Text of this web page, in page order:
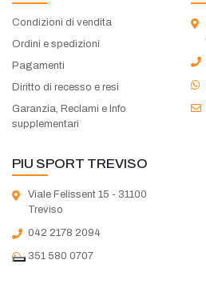
Condizioni di vendita
Ordini e spedizioni
Pagamenti
Diritto di recesso e resi
Garanzia, Reclami e Info
supplementari
PIU SPORT TREVISO
Viale Felissent 15 - 31100
Treviso
042 2178 2094
351 580 0707